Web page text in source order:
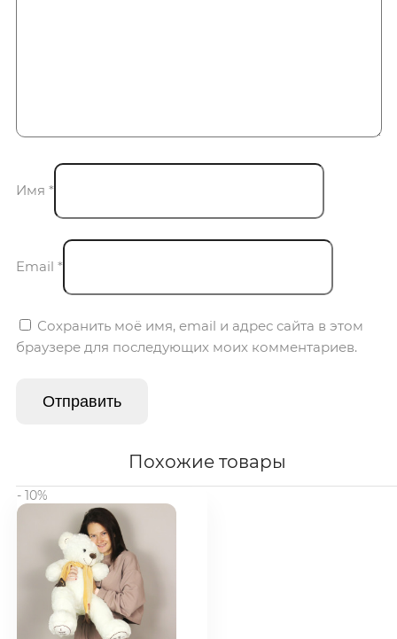
Имя *
Email *
Сохранить моё имя, email и адрес сайта в этом
браузере для последующих моих комментариев.
Похожие товары
- 10%